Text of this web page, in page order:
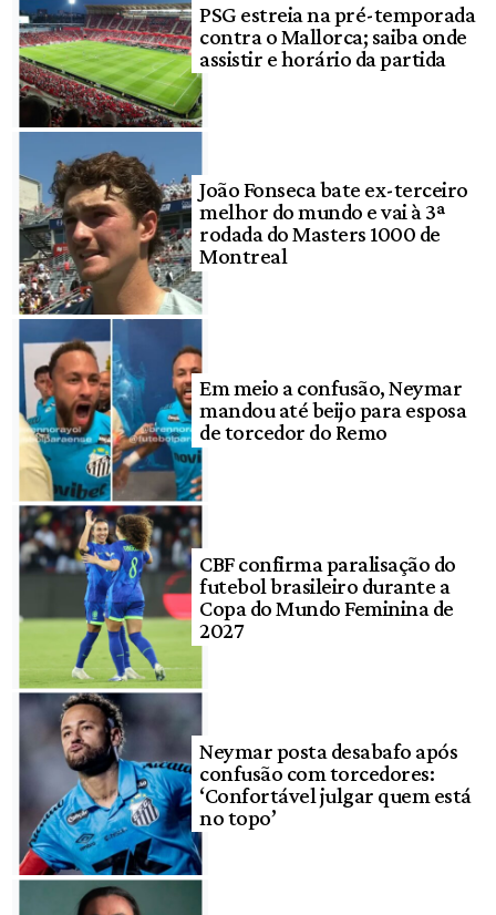
PSG estreia na pré-temporada
contra o Mallorca; saiba onde
assistir e horário da partida
João Fonseca bate ex-terceiro
melhor do mundo e vai à 3ª
rodada do Masters 1000 de
Montreal
Em meio a confusão, Neymar
mandou até beijo para esposa
de torcedor do Remo
CBF confirma paralisação do
futebol brasileiro durante a
Copa do Mundo Feminina de
2027
Neymar posta desabafo após
confusão com torcedores:
‘Confortável julgar quem está
no topo’